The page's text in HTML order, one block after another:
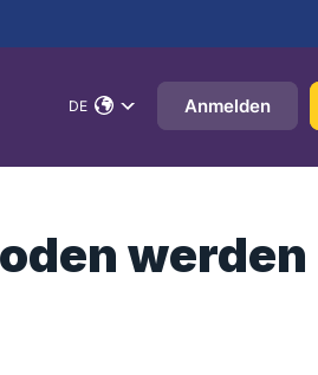
DE Anmelden
werden